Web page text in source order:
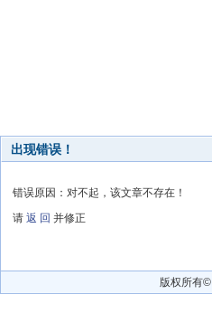
出现错误！
错误原因：对不起，该文章不存在！
请 返 回 并修正
版权所有©